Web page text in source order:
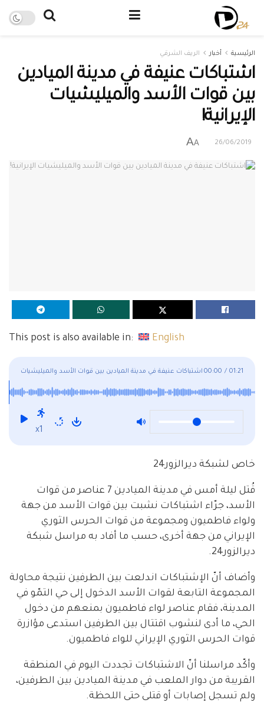
الرئيسية أخبار الريف الشرقي
اشتباكات عنيفة في مدينة الميادين
بين قوات الأسد والميليشيات
الإيرانية!
26/06/2019
A
A
This post is also available in: English
اشتباكات عنيفة في مدينة الميادين بين قوات الأسد والميليشيات
الإيرانية!
00:00 / 01:21
x1
خاص لشبكة ديرالزور24
قُتل ليلة أمس في مدينة الميادين 7 عناصر من قوات
الأسد، جرّاء اشتباكات نشبت بين قوات الأسد من جهة
ولواء فاطميون ومجموعة من قوات الحرس الثوري
الإيراني من جهة أخرى، حسب ما أفاد به مراسل شبكة
ديرالزور24.
وأضاف أنّ الإشتباكات اندلعت بين الطرفين نتيجة محاولة
المجموعة التابعة لقوات الأسد الدخول إلى حي التمّو في
المدينة، فقام عناصر لواء فاطميون بمنعهم من دخول
الحي، ما أدى لنشوب اقتتال بين الطرفين استدعى مؤازرة
قوات الحرس الثوري الإيراني للواء فاطميون.
وأكّد مراسلنا أنّ الاشتباكات تجددت اليوم في المنطقة
القريبة من دوار الملعب في مدينة الميادين بين الطرفين،
ولم تسجل إصابات أو قتلى حتى اللحظة.